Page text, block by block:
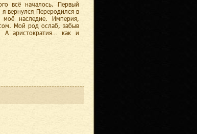
всё началось. Первый
вернулся Переродился в
наследие. Империя,
Мой род ослаб, забыв
А аристократия… как и